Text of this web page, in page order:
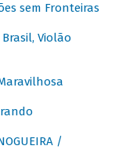
sem Fronteiras
Brasil, Violão
/